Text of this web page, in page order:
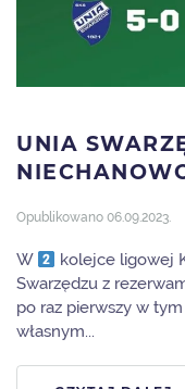
UNIA
Opublikowano 06.09.2023.
W kolejce ligowej
Swarzędzu z
po raz pierwszy w
własnym...